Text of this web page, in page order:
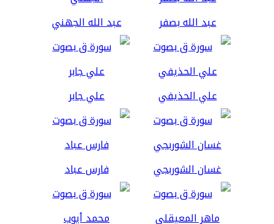
عبد الله بصفر عبد الله الجهني
علي الحذيفي علي جابر
غسان الشوربجي فارس عباد